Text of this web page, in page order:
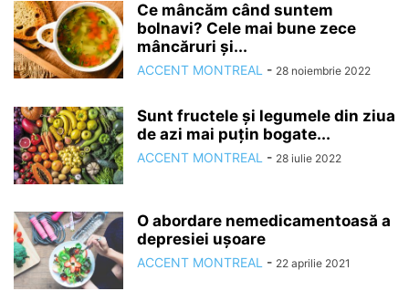
Ce mâncăm când suntem
bolnavi? Cele mai bune zece
mâncăruri și...
ACCENT MONTREAL - 28 noiembrie 2022
Sunt fructele și legumele din ziua
de azi mai puțin bogate...
ACCENT MONTREAL - 28 iulie 2022
O abordare nemedicamentoasă a
depresiei ușoare
ACCENT MONTREAL - 22 aprilie 2021